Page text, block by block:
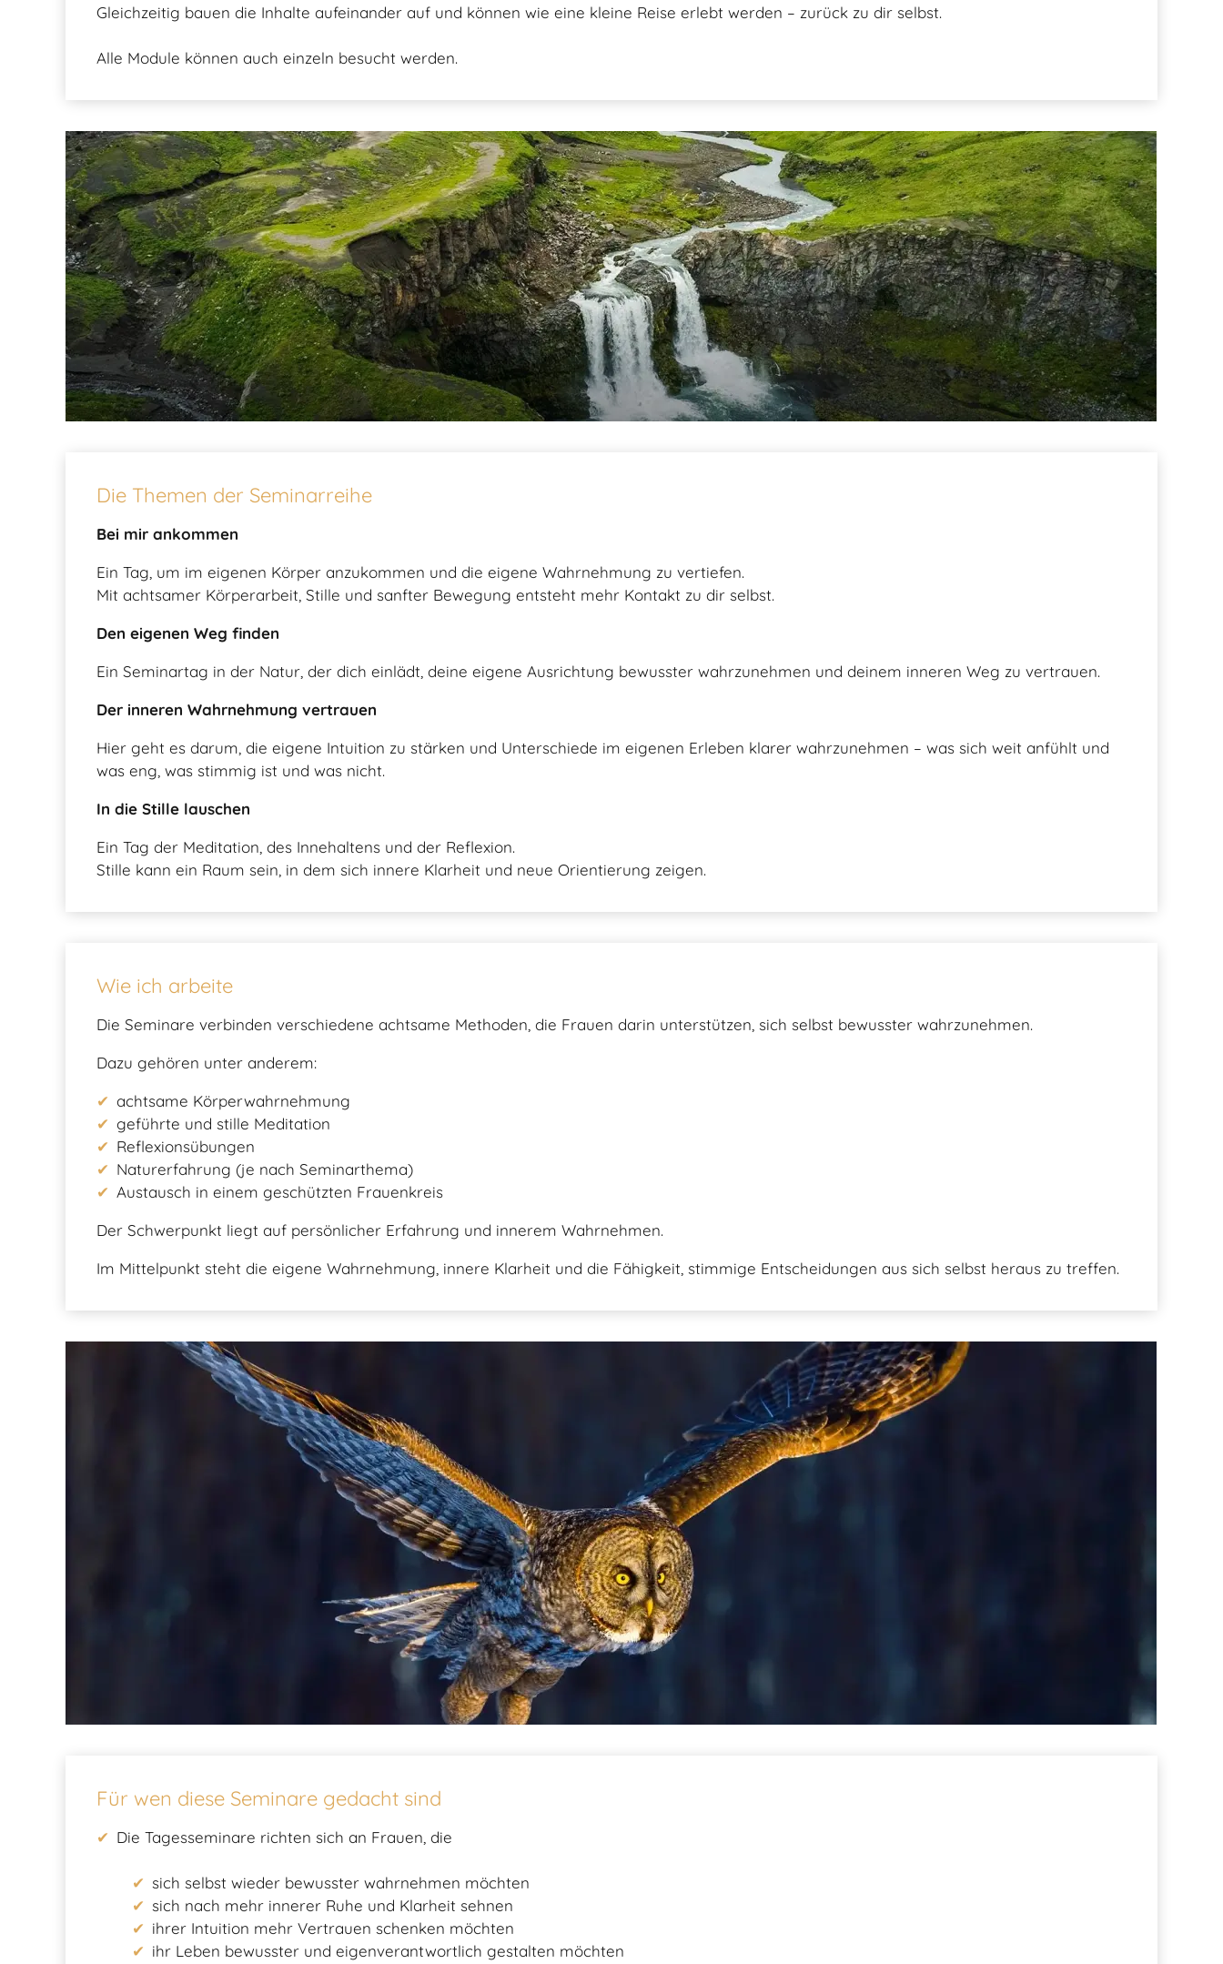
Gleichzeitig bauen die Inhalte aufeinander auf und können wie eine kleine Reise erlebt werden – zurück zu dir selbst.
Alle Module können auch einzeln besucht werden.
Die Themen der Seminarreihe
Bei mir ankommen
Ein Tag, um im eigenen Körper anzukommen und die eigene Wahrnehmung zu vertiefen.
Mit achtsamer Körperarbeit, Stille und sanfter Bewegung entsteht mehr Kontakt zu dir selbst.
Den eigenen Weg finden
Ein Seminartag in der Natur, der dich einlädt, deine eigene Ausrichtung bewusster wahrzunehmen und deinem inneren Weg zu vertrauen.
Der inneren Wahrnehmung vertrauen
Hier geht es darum, die eigene Intuition zu stärken und Unterschiede im eigenen Erleben klarer wahrzunehmen – was sich weit anfühlt und
was eng, was stimmig ist und was nicht.
In die Stille lauschen
Ein Tag der Meditation, des Innehaltens und der Reflexion.
Stille kann ein Raum sein, in dem sich innere Klarheit und neue Orientierung zeigen.
Wie ich arbeite
Die Seminare verbinden verschiedene achtsame Methoden, die Frauen darin unterstützen, sich selbst bewusster wahrzunehmen.
Dazu gehören unter anderem:
achtsame Körperwahrnehmung
geführte und stille Meditation
Reflexionsübungen
Naturerfahrung (je nach Seminarthema)
Austausch in einem geschützten Frauenkreis
Der Schwerpunkt liegt auf persönlicher Erfahrung und innerem Wahrnehmen.
Im Mittelpunkt steht die eigene Wahrnehmung, innere Klarheit und die Fähigkeit, stimmige Entscheidungen aus sich selbst heraus zu treffen.
Für wen diese Seminare gedacht sind
Die Tagesseminare richten sich an Frauen, die
sich selbst wieder bewusster wahrnehmen möchten
sich nach mehr innerer Ruhe und Klarheit sehnen
ihrer Intuition mehr Vertrauen schenken möchten
ihr Leben bewusster und eigenverantwortlich gestalten möchten